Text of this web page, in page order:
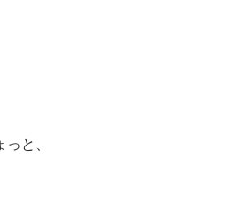
と、